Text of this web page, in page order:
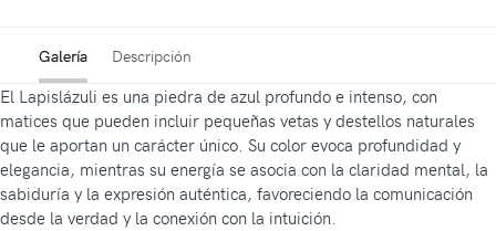
Galería Descripción
El Lapislázuli es una piedra de azul profundo e intenso, con
matices que pueden incluir pequeñas vetas y destellos naturales
que le aportan un carácter único. Su color evoca profundidad y
elegancia, mientras su energía se asocia con la claridad mental, la
sabiduría y la expresión auténtica, favoreciendo la comunicación
desde la verdad y la conexión con la intuición.